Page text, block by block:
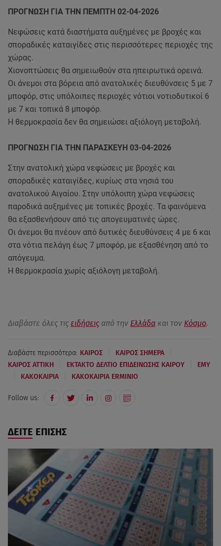
ΠΡΟΓΝΩΣΗ ΓΙΑ ΤΗΝ ΠΕΜΠΤΗ 02-04-2026
Νεφώσεις κατά διαστήματα αυξημένες με βροχές και
σποραδικές καταιγίδες στις περισσότερες περιοχές της
χώρας.
Χιονοπτώσεις θα σημειωθούν στα ηπειρωτικά ορεινά.
Οι άνεμοι στα βόρεια από ανατολικές διευθύνσεις 5 με 7
μποφόρ, στις υπόλοιπες περιοχές νότιοι νοτιοδυτικοί 6
με 7 και τοπικά 8 μποφόρ.
Η θερμοκρασία δεν θα σημειώσει αξιόλογη μεταβολή.
ΠΡΟΓΝΩΣΗ ΓΙΑ ΤΗΝ ΠΑΡΑΣΚΕΥΗ 03-04-2026
Στην ανατολική χώρα νεφώσεις με βροχές και
σποραδικές καταιγίδες, κυρίως στα νησιά του
ανατολικού Αιγαίου. Στην υπόλοιπη χώρα νεφώσεις
παροδικά αυξημένες με τοπικές βροχές. Τα φαινόμενα
θα εξασθενήσουν από τις απογευματινές ώρες.
Οι άνεμοι θα πνέουν από δυτικές διευθύνσεις 4 με 6 και
στα νότια πελάγη έως 7 μποφόρ, με εξασθένηση από το
απόγευμα.
Η θερμοκρασία χωρίς αξιόλογη μεταβολή.
Διαβάστε όλες τις ειδήσεις από την Ελλάδα και τον Κόσμο.
Διαβάστε περισσότερα: ΚΑΙΡΟΣ ΚΑΙΡΟΣ ΣΗΜΕΡΑ
ΚΑΙΡΟΣ ΑΤΤΙΚΗ ΕΚΤΑΚΤΟ ΔΕΛΤΙΟ ΕΠΙΔΕΙΝΩΣΗΣ ΚΑΙΡΟΥ ΕΜΥ
ΚΑΚΟΚΑΙΡΙΑ ΚΑΚΟΚΑΙΡΙΑ ERMINIO
Follow us:
ΔΕΙΤΕ ΕΠΙΣΗΣ